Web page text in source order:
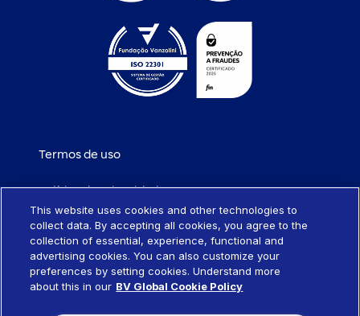
Termos de uso
Política de privacidade
Política de cookies
Portabilidade de empréstimo
This website uses cookies and other technologies to
collect data. By accepting all cookies, you agree to the
collection of essential, experience, functional and
advertising cookies. You can also customize your
preferences by setting cookies. Understand more
about this in our BV Global Cookie Policy